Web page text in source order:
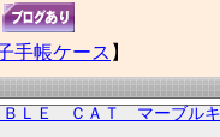
手帳ケース 】
ＢＬＥ ＣＡＴ マーブルキ